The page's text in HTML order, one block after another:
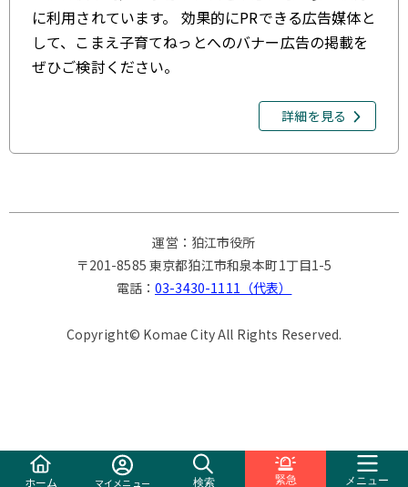
に利用されています。 効果的にPRできる広告媒体と
して、こまえ子育てねっとへのバナー広告の掲載を
ぜひご検討ください。
詳細を見る
運営：狛江市役所
〒201-8585 東京都狛江市和泉本町1丁目1-5
電話：03-3430-1111（代表）
Copyright© Komae City All Rights Reserved.
ホーム マイメニュー 検索 緊急 メニュー